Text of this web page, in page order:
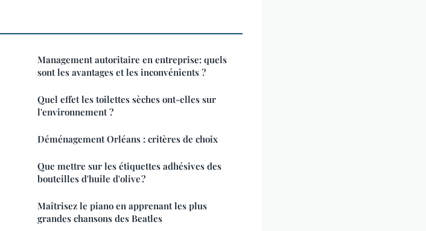
Management autoritaire en entreprise: quels
sont les avantages et les inconvénients ?
Quel effet les toilettes sèches ont-elles sur
l'environnement ?
Déménagement Orléans : critères de choix
Que mettre sur les étiquettes adhésives des
bouteilles d'huile d'olive ?
Maîtrisez le piano en apprenant les plus
grandes chansons des Beatles